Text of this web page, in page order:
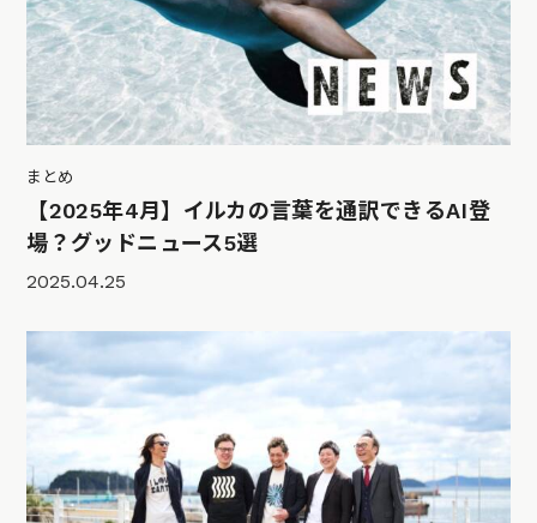
まとめ
【2025年4月】イルカの言葉を通訳できるAI登
場？グッドニュース5選
2025.04.25